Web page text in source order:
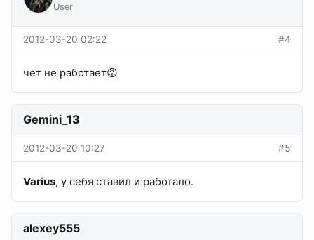
User
2012-03-20 02:22 #4
чет не работает😡
Gemini_13
2012-03-20 10:27 #5
Varius, у себя ставил и работало.
alexey555